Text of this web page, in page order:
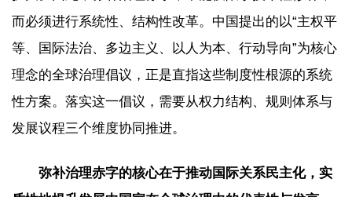
而必须进行系统性、结构性改革。中国提出的以“主权平
等、国际法治、多边主义、以人为本、行动导向”为核心
理念的全球治理倡议，正是直指这些制度性根源的系统
性方案。落实这一倡议，需要从权力结构、规则体系与
发展议程三个维度协同推进。
弥补治理赤字的核心在于推动国际关系民主化，实